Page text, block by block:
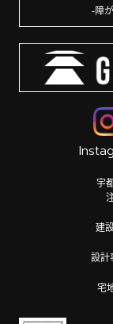
障
宇
建
設計
宅